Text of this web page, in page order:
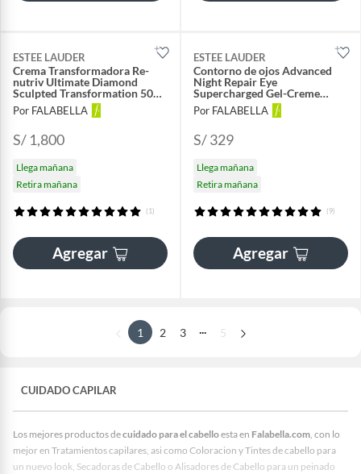
ESTEE LAUDER
Crema Transformadora Re-
nutriv Ultimate Diamond
Sculpted Transformation 50
Ml
Por FALABELLA
S/ 1,800
Llega mañana
Retira mañana
(1)
Agregar
ESTEE LAUDER
Contorno de ojos Advanced
Night Repair Eye
Supercharged Gel-Creme
Synchronized Multi-Recovery
Eye Cream 15ml
Por FALABELLA
S/ 329
Llega mañana
Retira mañana
(9)
Agregar
1 2 3 ... 5
CUIDADO CAPILAR
Los mejores productos decuidado para el cabelloesta en Falabella.com, con lo
mejor en Tratamientos capilares, asi como Coloracion y Tintes de cabello para
un nuevo look, Secadoras de Cabello o Alisadores de Cabello para un peinado